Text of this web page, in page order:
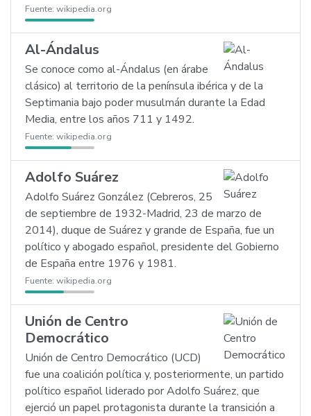
Fuente: wikipedia.org
Al-Ándalus
Se conoce como al-Ándalus (en árabe
clásico) al territorio de la península ibérica y de la
Septimania bajo poder musulmán durante la Edad
Media, entre los años 711 y 1492.
Fuente: wikipedia.org
Adolfo Suárez
Adolfo Suárez González (Cebreros, 25
de septiembre de 1932-Madrid, 23 de marzo de
2014), duque de Suárez y grande de España, fue un
político y abogado español, presidente del Gobierno
de España entre 1976 y 1981.
Fuente: wikipedia.org
Unión de Centro
Democrático
Unión de Centro Democrático (UCD)
fue una coalición política y, posteriormente, un partido
político español liderado por Adolfo Suárez, que
ejerció un papel protagonista durante la transición a